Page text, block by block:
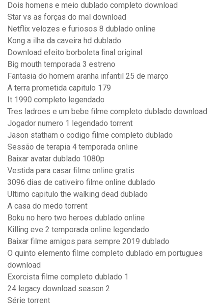
Dois homens e meio dublado completo download
Star vs as forças do mal download
Netflix velozes e furiosos 8 dublado online
Kong a ilha da caveira hd dublado
Download efeito borboleta final original
Big mouth temporada 3 estreno
Fantasia do homem aranha infantil 25 de março
A terra prometida capitulo 179
It 1990 completo legendado
Tres ladroes e um bebe filme completo dublado download
Jogador numero 1 legendado torrent
Jason statham o codigo filme completo dublado
Sessão de terapia 4 temporada online
Baixar avatar dublado 1080p
Vestida para casar filme online gratis
3096 dias de cativeiro filme online dublado
Ultimo capitulo the walking dead dublado
A casa do medo torrent
Boku no hero two heroes dublado online
Killing eve 2 temporada online legendado
Baixar filme amigos para sempre 2019 dublado
O quinto elemento filme completo dublado em portugues
download
Exorcista filme completo dublado 1
24 legacy download season 2
Série torrent